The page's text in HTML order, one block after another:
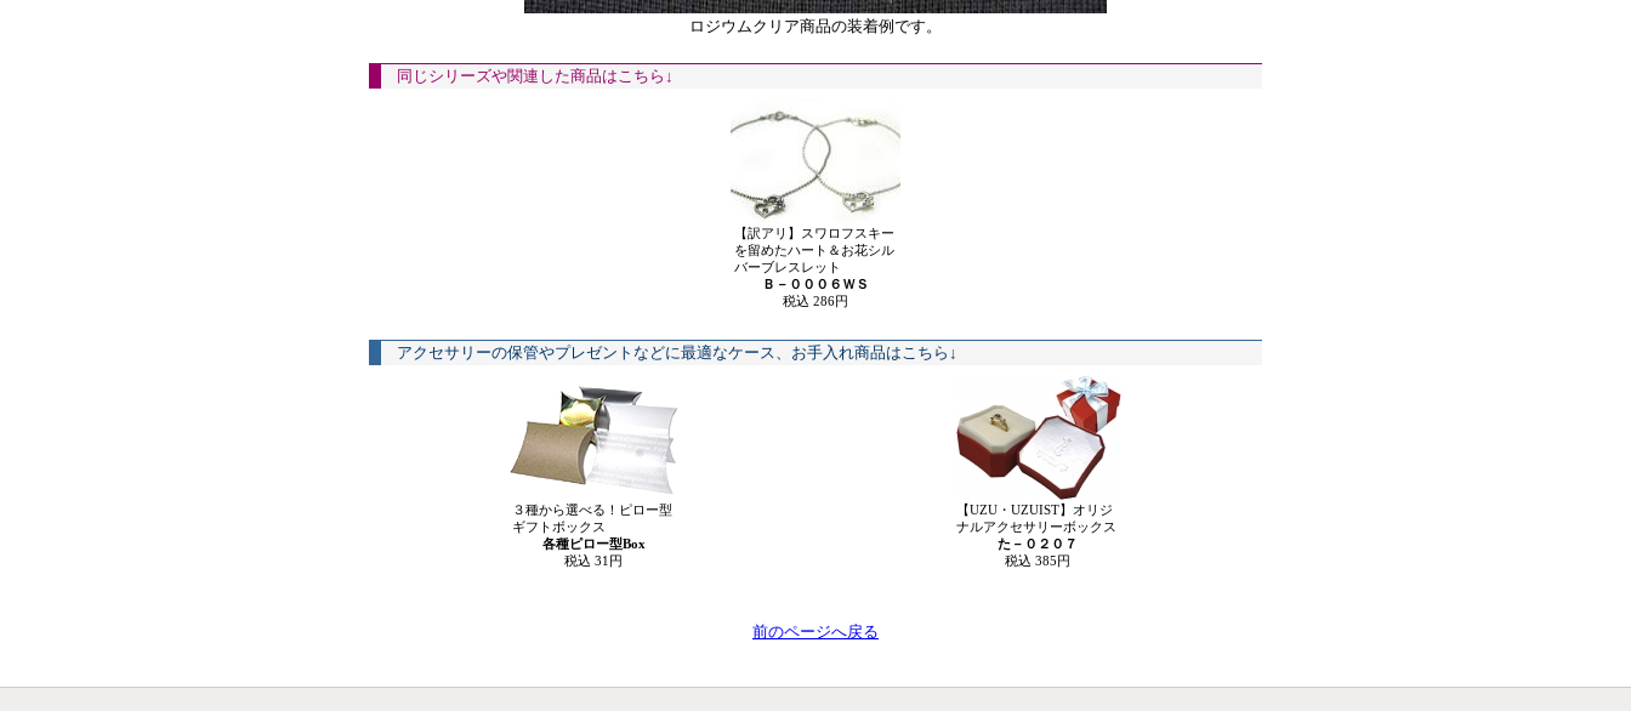
ロジウムクリア商品の装着例です。
同じシリーズや関連した商品はこちら↓
【訳アリ】スワロフスキー
を留めたハート＆お花シル
バーブレスレット
Ｂ－０００６ＷＳ
税込 286円
アクセサリーの保管やプレゼントなどに最適なケース、お手入れ商品はこちら↓
３種から選べる！ピロー型
ギフトボックス
各種ピロー型Box
税込 31円
【UZU・UZUIST】オリジ
ナルアクセサリーボックス
た－０２０７
税込 385円
前のページへ戻る